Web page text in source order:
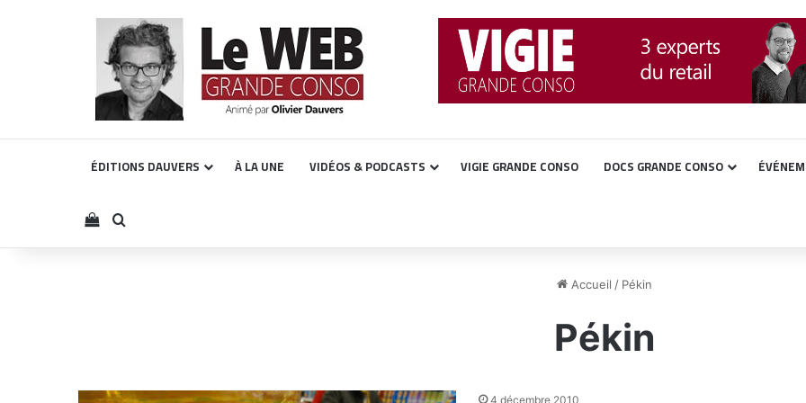
ÉDITIONS DAUVERS À LA UNE VIDÉOS & PODCASTS VIGIE GRANDE CONSO DOCS GRANDE CONSO
Voir votre panier
Rechercher
Accueil / Pékin
Pékin
4 décembre 2010